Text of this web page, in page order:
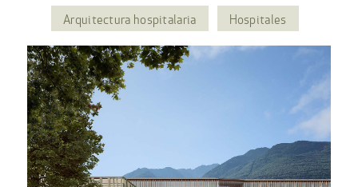
Arquitectura hospitalaria Hospitales